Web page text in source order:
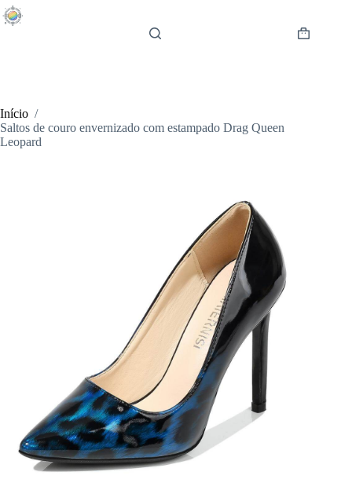
Pular
para
Carrinho
Início /
Saltos de couro envernizado com estampado Drag Queen
Leopard